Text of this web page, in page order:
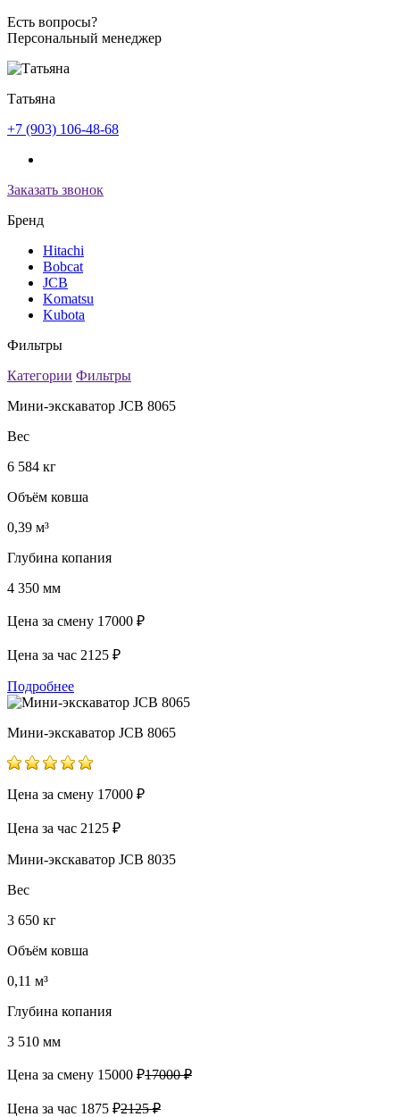
Есть вопросы?
Персональный менеджер
Татьяна
+7 (903) 106-48-68
Заказать звонок
Бренд
Hitachi
Bobcat
JCB
Komatsu
Kubota
Фильтры
Категории Фильтры
Мини-экскаватор JCB 8065
Вес
6 584 кг
Объём ковша
0,39 м³
Глубина копания
4 350 мм
Цена за смену 17000 ₽
Цена за час 2125 ₽
Подробнее
Мини-экскаватор JCB 8065
Цена за смену 17000 ₽
Цена за час 2125 ₽
Мини-экскаватор JCB 8035
Вес
3 650 кг
Объём ковша
0,11 м³
Глубина копания
3 510 мм
Цена за смену 15000 ₽17000 ₽
Цена за час 1875 ₽2125 ₽